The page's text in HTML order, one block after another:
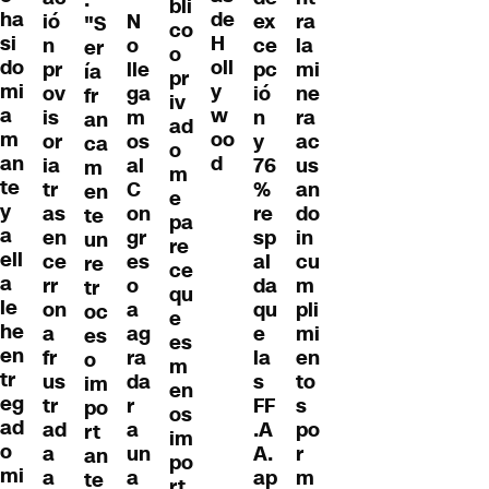
ha
si
do
mi
a
m
an
te
y
a
ell
a
le
he
en
tr
eg
ad
o
mi
ió
n
pr
ov
is
or
ia
tr
as
en
ce
rr
on
a
fr
us
tr
ad
a
a
"S
er
ía
fr
an
ca
m
en
te
un
re
tr
oc
es
o
im
po
rt
an
te
N
o
lle
ga
m
os
al
C
on
gr
es
o
a
ag
ra
da
r
a
un
a
bli
co
o
pr
iv
ad
o
m
e
pa
re
ce
qu
e
es
m
en
os
im
po
de
H
oll
y
w
oo
d
ex
ce
pc
ió
n
y
76
%
re
sp
al
da
qu
e
la
s
FF
.A
A.
ap
ra
la
mi
ne
ra
ac
us
an
do
in
cu
m
pli
mi
en
to
s
po
r
m